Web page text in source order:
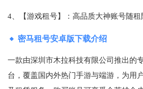
4、【游戏租号】：高品质大神账号随租
密马租号安卓版下载介绍
一款由深圳市木拉科技有限公司推出的
台，覆盖国内外热门手游与端游，为用